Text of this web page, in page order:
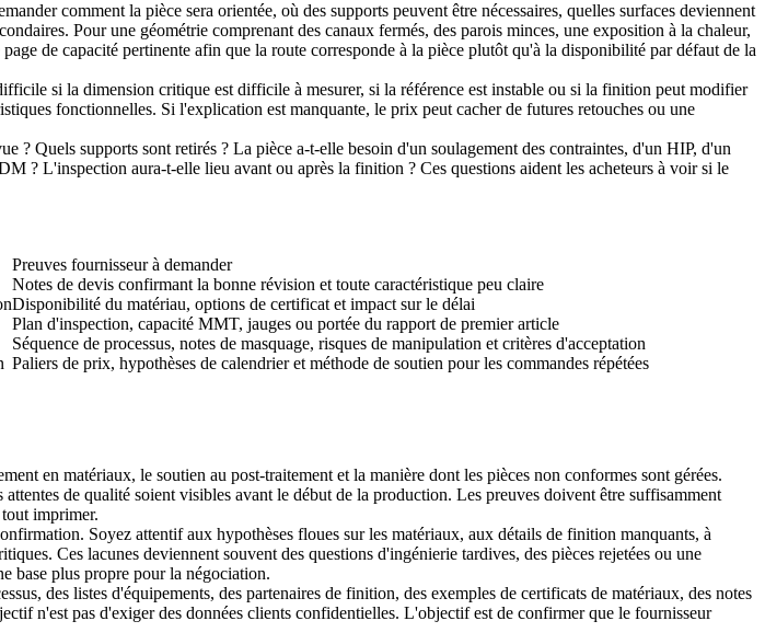
comment la pièce sera orientée, où des supports peuvent être nécessaires, quelles surfaces deviennent
Pour une géométrie comprenant des canaux fermés, des parois minces, une exposition à la chaleur,
page de capacité pertinente afin que la route corresponde à la pièce plutôt qu'à la disponibilité par défaut de la
si la dimension critique est difficile à mesurer, si la référence est instable ou si la finition peut modifier
fonctionnelles. Si l'explication est manquante, le prix peut cacher de futures retouches ou une
? Quels supports sont retirés ? La pièce a-t-elle besoin d'un soulagement des contraintes, d'un HIP, d'un
? L'inspection aura-t-elle lieu avant ou après la finition ? Ces questions aident les acheteurs à voir si le
Preuves fournisseur à demander
Notes de devis confirmant la bonne révision et toute caractéristique peu claire
Disponibilité du matériau, options de certificat et impact sur le délai
Plan d'inspection, capacité MMT, jauges ou portée du rapport de premier article
Séquence de processus, notes de masquage, risques de manipulation et critères d'acceptation
Paliers de prix, hypothèses de calendrier et méthode de soutien pour les commandes répétées
en matériaux, le soutien au post-traitement et la manière dont les pièces non conformes sont gérées.
attentes de qualité soient visibles avant le début de la production. Les preuves doivent être suffisamment
imprimer.
Soyez attentif aux hypothèses floues sur les matériaux, aux détails de finition manquants, à
Ces lacunes deviennent souvent des questions d'ingénierie tardives, des pièces rejetées ou une
base plus propre pour la négociation.
des listes d'équipements, des partenaires de finition, des exemples de certificats de matériaux, des notes
n'est pas d'exiger des données clients confidentielles. L'objectif est de confirmer que le fournisseur